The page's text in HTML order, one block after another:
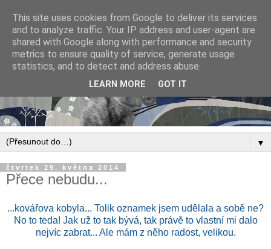
▼
čtvrtek 29. května 2014
Přece nebudu...
...kovářova kobyla... Tolik oznamek jsem udělala a sobě ne?
No to teda! Jak už to tak bývá, tak právě to vlastní mi dalo
nejvíc zabrat... Ale mám z něho radost, velikou.
This site uses cookies from Google to deliver its services
and to analyze traffic. Your IP address and user-agent are
shared with Google along with performance and security
metrics to ensure quality of service, generate usage
statistics, and to detect and address abuse.
LEARN MORE GOT IT